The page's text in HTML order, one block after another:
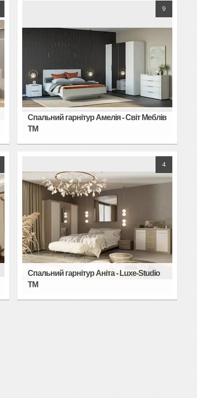
9
Спальний гарнітур Амелія - Світ Меблів
TM
4
Спальний гарнітур Аніта - Luxe-Studio
TM